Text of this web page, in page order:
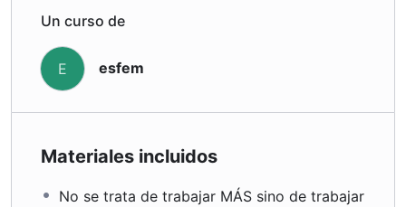
Un curso de
E esfem
Materiales incluidos
No se trata de trabajar MÁS sino de trabajar